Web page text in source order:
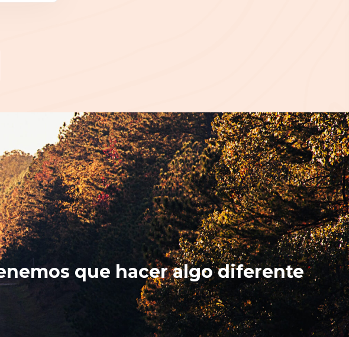
que hacer algo diferente